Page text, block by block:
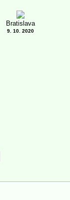
Bratislava
9. 10. 2020